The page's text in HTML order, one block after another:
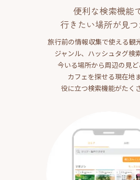
便利な検索機能
行きたい場所が見つ
旅行前の情報収集で使える観
ジャンル、ハッシュタグ検
今いる場所から周辺の見
カフェを探せる現在地
役に立つ検索機能がたく